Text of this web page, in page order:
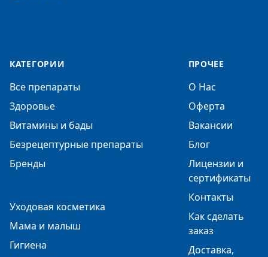
КАТЕГОРИИ
Все препараты
Здоровье
Витамины и бады
Безрецептурные препараты
Бренды
Уходовая косметика
Мама и малыш
Гигиена
ПРОЧЕЕ
О Нас
Оферта
Вакансии
Блог
Лицензии и
сертификаты
Контакты
Как сделать
заказ
Доставка,